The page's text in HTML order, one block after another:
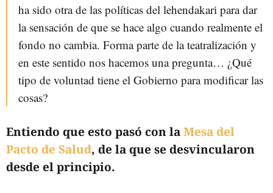
ha sido otra de las políticas del lehendakari para dar
la sensación de que se hace algo cuando realmente el
fondo no cambia. Forma parte de la teatralización y
en este sentido nos hacemos una pregunta… ¿Qué
tipo de voluntad tiene el Gobierno para modificar las
cosas?
Entiendo que esto pasó con laMesa del
Pacto de Salud, de la que se desvincularon
desde el principio.